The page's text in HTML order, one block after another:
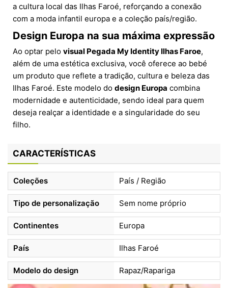
a cultura local das Ilhas Faroé, reforçando a conexão
com a moda infantil europa e a coleção país/região.
Design Europa na sua máxima expressão
Ao optar pelo visual Pegada My Identity Ilhas Faroe,
além de uma estética exclusiva, você oferece ao bebé
um produto que reflete a tradição, cultura e beleza das
Ilhas Faroé. Este modelo do design Europa combina
modernidade e autenticidade, sendo ideal para quem
deseja realçar a identidade e a singularidade do seu
filho.
CARACTERÍSTICAS
Coleções País / Região
Tipo de personalização Sem nome próprio
Continentes Europa
País Ilhas Faroé
Modelo do design Rapaz/Rapariga